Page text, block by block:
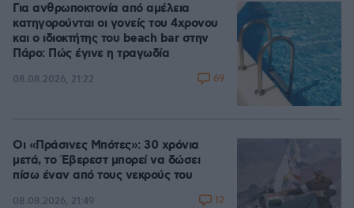
Για ανθρωποκτονία από αμέλεια
κατηγορούνται οι γονείς του 4χρονου
και ο ιδιοκτήτης του beach bar στην
Πάρο: Πώς έγινε η τραγωδία
08.08.2026, 21:22 69
Οι «Πράσινες Μπότες»: 30 χρόνια
μετά, το Έβερεστ μπορεί να δώσει
πίσω έναν από τους νεκρούς του
08.08.2026, 21:49 12